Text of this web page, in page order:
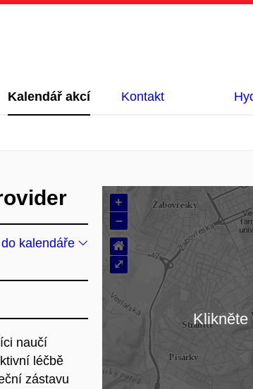
Kalendář akcí Kontakt
kalendáře
naučí
léčbě
zástavu
+
–
⌂
⤢
Klikněte